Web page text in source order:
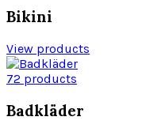
Bikini
View products
72 products
Badkläder